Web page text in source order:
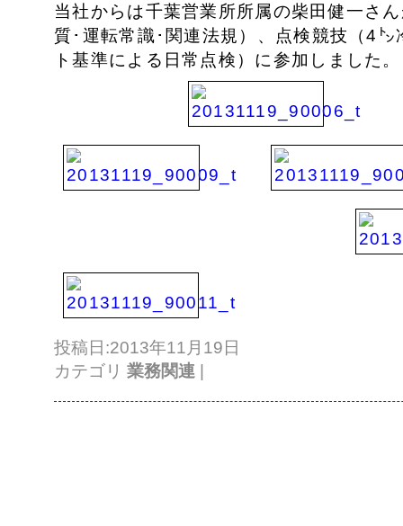
当社からは千葉営業所所属の柴田健一さ
質･運転常識･関連法規）、 点検競技（4㌧
ト基準による日常点検）に参加しまし
投稿日:2013年11月19日
カテゴリ 業務関連